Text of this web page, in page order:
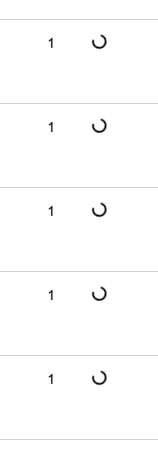
1
1 Daten werden geladen. Bitte warten...
1 Daten werden geladen. Bitte warten...
1 Daten werden geladen. Bitte warten...
1 Daten werden geladen. Bitte warten...
Daten werden geladen. Bitte warten...